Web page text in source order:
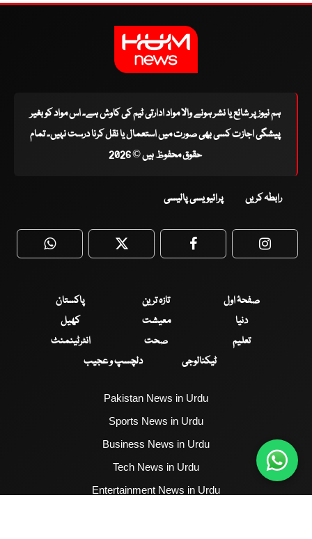
ہم نیوز پر شائع یا نشر ہونے والا مواد ادارتی ٹیم کی کاوش ہے۔ اس مواد کو بغیر
پیشگی اجازت کسی بھی صورت میں استعمال یا نقل کرنا درست نہیں۔ تمام
حقوق محفوظ ہیں © 2026
رابطہ کریں پرائیویسی پالیسی
WhatsApp Twitter Facebook
صفحۂ اول تازہ ترین
پاکستان
دنیا
معیشت
کھیل
تعلیم
صحت
انٹرٹینمنٹ
ٹیکنالوجی
دلچسپ و عجیب
Pakistan News in Urdu
Sports News in Urdu
Business News in Urdu
Tech News in Urdu
Entertainment News in Urdu